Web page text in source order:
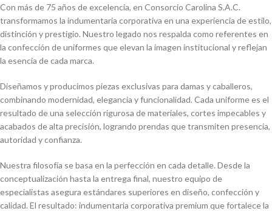
Con más de 75 años de excelencia, en Consorcio Carolina S.A.C.
transformamos la indumentaria corporativa en una experiencia de estilo,
distinción y prestigio. Nuestro legado nos respalda como referentes en
la confección de uniformes que elevan la imagen institucional y reflejan
la esencia de cada marca.
Diseñamos y producimos piezas exclusivas para damas y caballeros,
combinando modernidad, elegancia y funcionalidad. Cada uniforme es el
resultado de una selección rigurosa de materiales, cortes impecables y
acabados de alta precisión, logrando prendas que transmiten presencia,
autoridad y confianza.
Nuestra filosofía se basa en la perfección en cada detalle. Desde la
conceptualización hasta la entrega final, nuestro equipo de
especialistas asegura estándares superiores en diseño, confección y
calidad. El resultado: indumentaria corporativa premium que fortalece la